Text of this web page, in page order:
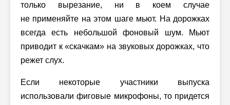
только вырезание, ни в коем случае
не применяйте на этом шаге мьют. На дорожках
всегда есть небольшой фоновый шум. Мьют
приводит к «скачкам» на звуковых дорожках, что
режет слух.
Если некоторые участники выпуска
использовали фиговые микрофоны, то придется